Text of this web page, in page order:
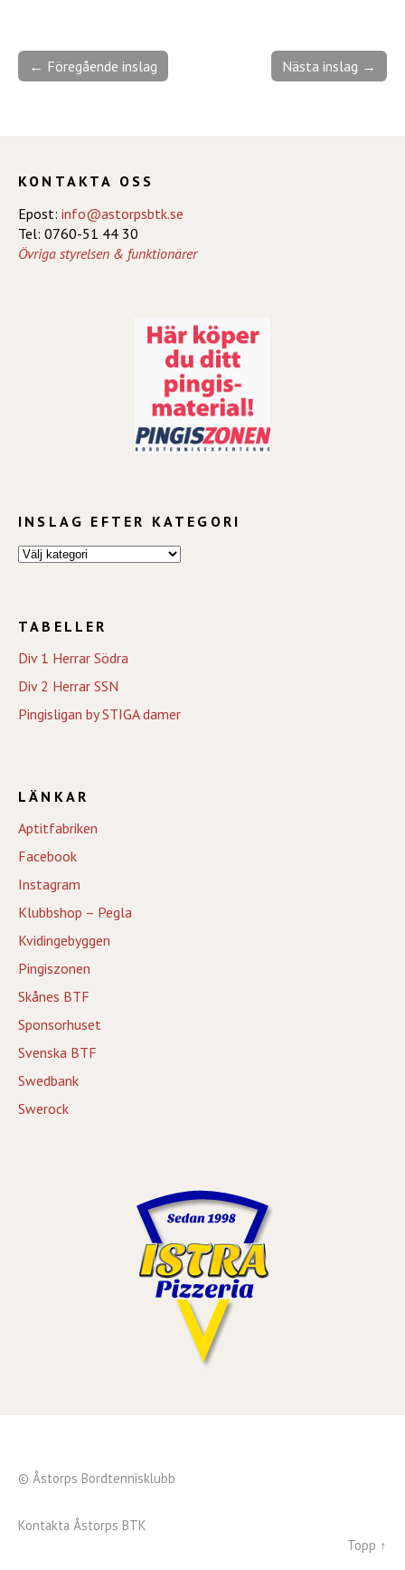
Nästa inslag →
← Föregående inslag
KONTAKTA OSS
Epost: info@astorpsbtk.se
Tel: 0760-51 44 30
Övriga styrelsen & funktionärer
INSLAG EFTER KATEGORI
TABELLER
Div 1 Herrar Södra
Div 2 Herrar SSN
Pingisligan by STIGA damer
LÄNKAR
Aptitfabriken
Facebook
Instagram
Klubbshop – Pegla
Kvidingebyggen
Pingiszonen
Skånes BTF
Sponsorhuset
Svenska BTF
Swedbank
Swerock
© Åstorps Bordtennisklubb
Kontakta Åstorps BTK
Topp ↑